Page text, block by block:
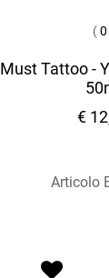
(0
Must Tattoo -
€
Articolo